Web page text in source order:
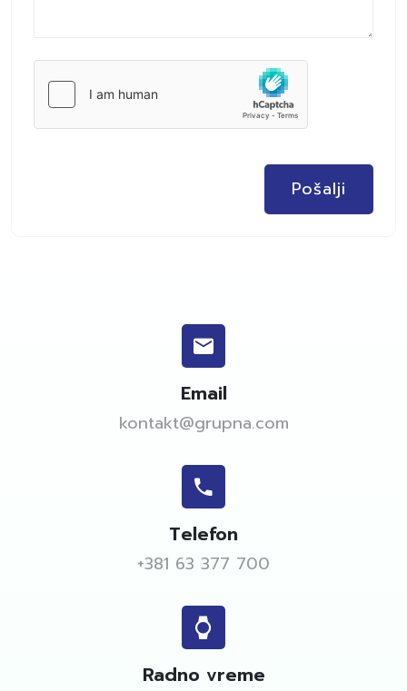
Email
kontakt@grupna.com
Telefon
+381 63 377 700
Radno vreme